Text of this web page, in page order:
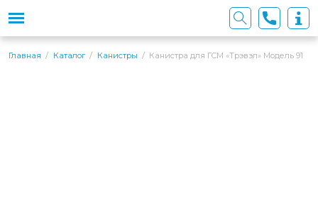
Главная Каталог Канистры Канистра для ГСМ «Трэвэл» Модель 91